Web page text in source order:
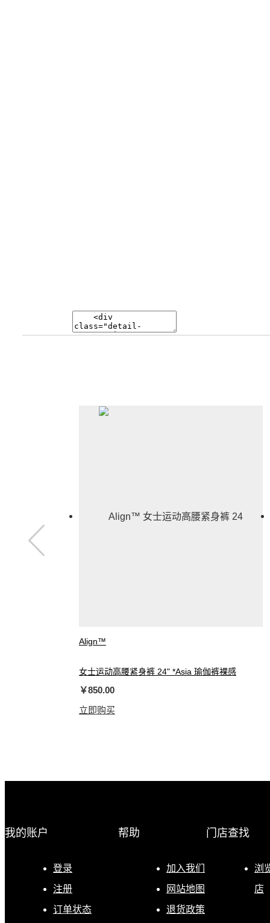
Align™
女士运动高腰紧身裤 24" *Asia 瑜伽裤裸感
￥850.00
立即购买
我的账户
登录
注册
订单状态
帮助
加入我们
网站地图
退货政策
门店查找
浏
店